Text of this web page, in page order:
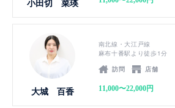
大城 百香
南北線・大江戸線
麻布十番駅より徒歩1分
訪問
店舗
11,000〜22,000円